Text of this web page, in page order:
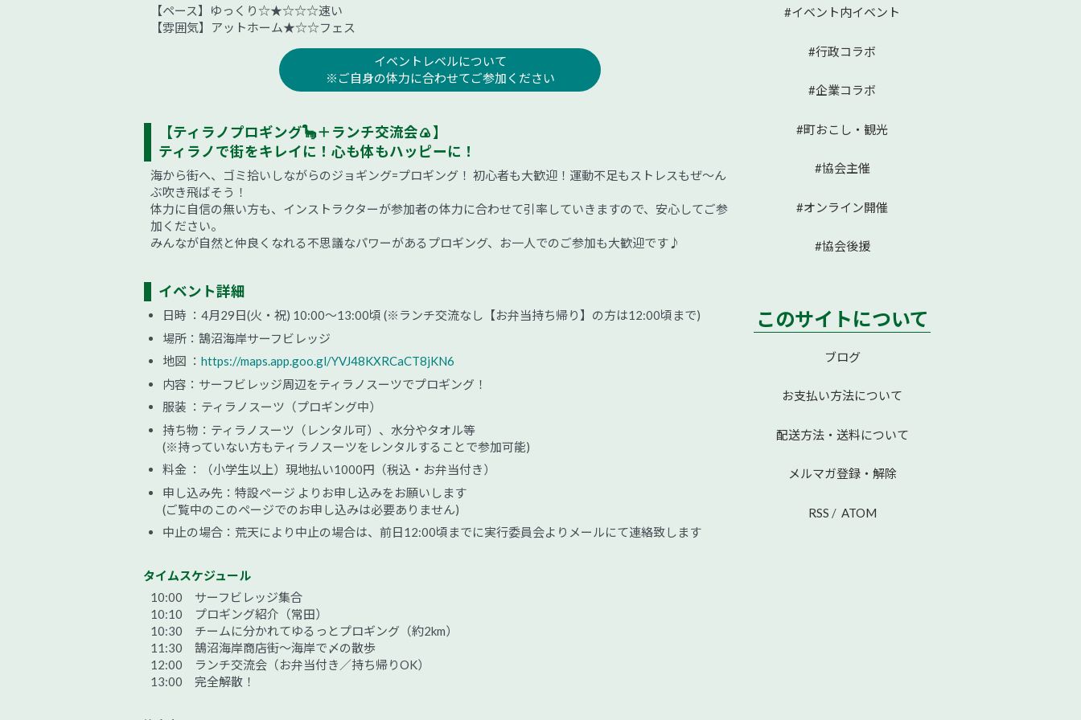
【ペース】ゆっくり☆★☆☆☆速い
【雰囲気】アットホーム★☆☆フェス
イベントレベルについて
※ご自身の体力に合わせてご参加ください
【ティラノプロギング🦕＋ランチ交流会🍙】
ティラノで街をキレイに！心も体もハッピーに！
海から街へ、ゴミ拾いしながらのジョギング=プロギング！ 初心者も大歓迎！運動不足もストレスもぜ〜ん
ぶ吹き飛ばそう！
体力に自信の無い方も、インストラクターが参加者の体力に合わせて引率していきますので、安心してご参
加ください。
みんなが自然と仲良くなれる不思議なパワーがあるプロギング、お一人でのご参加も大歓迎です♪
イベント詳細
日時 ：4月29日(火・祝) 10:00～13:00頃 (※ランチ交流なし【お弁当持ち帰り】の方は12:00頃まで)
場所：鵠沼海岸サーフビレッジ
地図 ： https://maps.app.goo.gl/YVJ48KXRCaCT8jKN6
内容：サーフビレッジ周辺をティラノスーツでプロギング！
服装 ：ティラノスーツ（プロギング中）
持ち物：ティラノスーツ（レンタル可）、水分やタオル等
(※持っていない方もティラノスーツをレンタルすることで参加可能)
料金 ：（小学生以上）現地払い1000円（税込・お弁当付き）
申し込み先：特設ページ よりお申し込みをお願いします
(ご覧中のこのページでのお申し込みは必要ありません)
中止の場合：荒天により中止の場合は、前日12:00頃までに実行委員会よりメールにて連絡致します
タイムスケジュール
10:00 サーフビレッジ集合
10:10 プロギング紹介（常田）
10:30 チームに分かれてゆるっとプロギング（約2km）
11:30 鵠沼海岸商店街〜海岸で〆の散歩
12:00 ランチ交流会（お弁当付き／持ち帰りOK）
13:00 完全解散！
#イベント内イベント
#行政コラボ
#企業コラボ
#町おこし・観光
#協会主催
#オンライン開催
#協会後援
このサイトについて
ブログ
お支払い方法について
配送方法・送料について
メルマガ登録・解除
RSS / ATOM